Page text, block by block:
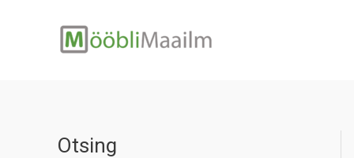
Otsing